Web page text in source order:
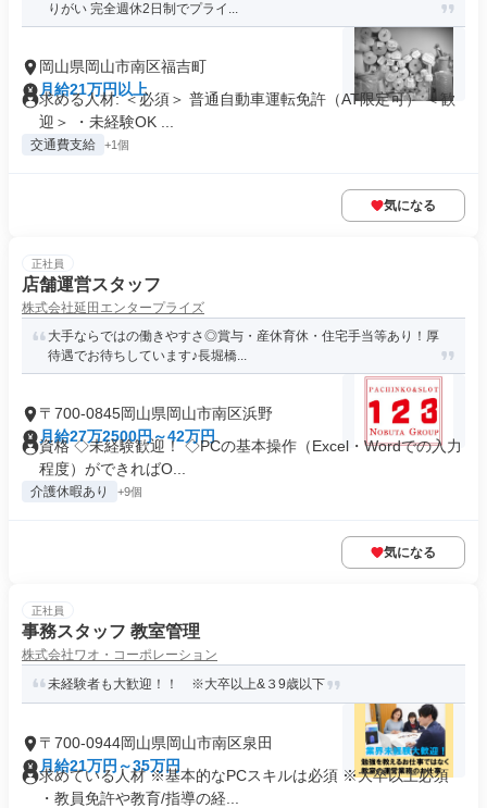
りがい 完全週休2日制でプライ...
岡山県岡山市南区福吉町
月給21万円以上
求める人材: ＜必須＞ 普通自動車運転免許（AT限定可） ＜歓
迎＞ ・未経験OK ...
交通費支給 +1個
気になる
正社員
店舗運営スタッフ
株式会社延田エンタープライズ
大手ならではの働きやすさ◎賞与・産休育休・住宅手当等あり！厚
待遇でお待ちしています♪長堀橋...
〒700-0845岡山県岡山市南区浜野
月給27万2500円～42万円
資格 ◇未経験歓迎！ ◇PCの基本操作（Excel・Wordでの入力
程度）ができればO...
介護休暇あり +9個
気になる
正社員
事務スタッフ 教室管理
株式会社ワオ・コーポレーション
未経験者も大歓迎！！ ※大卒以上&３9歳以下
〒700-0944岡山県岡山市南区泉田
月給21万円～35万円
求めている人材 ※基本的なPCスキルは必須 ※大卒以上必須
・教員免許や教育/指導の経...